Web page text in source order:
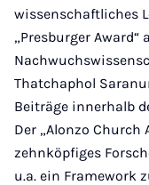
wissenschaftliches
„Presburger Award“
Thatchaphol
Beiträge innerhalb
Der „Alonzo Church
zehnköpfiges
u.a. ein Framework